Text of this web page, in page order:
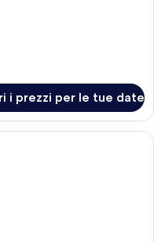
i prezzi per le tue date
camera d'albergo con un letto,